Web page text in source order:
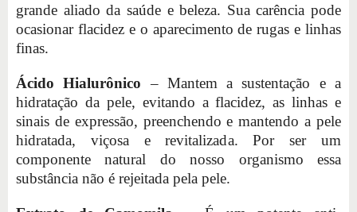
grande aliado da saúde e beleza. Sua carência pode
ocasionar flacidez e o aparecimento de rugas e linhas
finas.
Ácido Hialurônico – Mantem a sustentação e a
hidratação da pele, evitando a flacidez, as linhas e
sinais de expressão, preenchendo e mantendo a pele
hidratada, viçosa e revitalizada. Por ser um
componente natural do nosso organismo essa
substância não é rejeitada pela pele.